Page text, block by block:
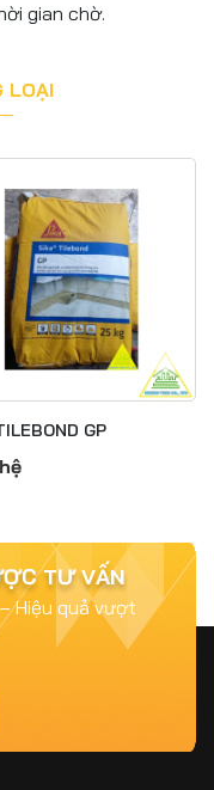
gian chờ.
LOẠI
GP
TƯ VẤN
Hiệu quả vượt
Phổ Biến và
Tâm Như Thế
Công Trình Bị Hư